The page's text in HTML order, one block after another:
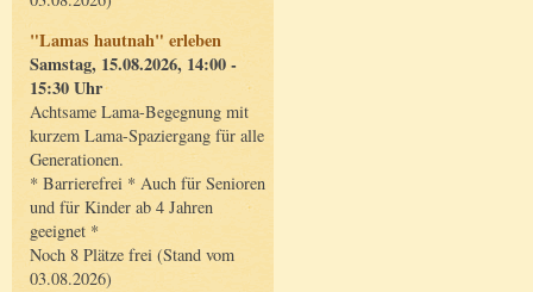
"Lamas hautnah" erleben
Samstag, 15.08.2026, 14:00 -
15:30 Uhr
Achtsame Lama-Begegnung mit
kurzem Lama-Spaziergang für alle
Generationen.
* Barrierefrei * Auch für Senioren
und für Kinder ab 4 Jahren
geeignet *
Noch 8 Plätze frei (Stand vom
03.08.2026)